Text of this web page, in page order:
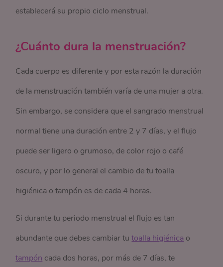
establecerá su propio ciclo menstrual.
¿Cuánto dura la menstruación?
Cada cuerpo es diferente y por esta razón la duración
de la menstruación también varía de una mujer a otra.
Sin embargo, se considera que el sangrado menstrual
normal tiene una duración entre 2 y 7 días, y el flujo
puede ser ligero o grumoso, de color rojo o café
oscuro, y por lo general el cambio de tu toalla
higiénica o tampón es de cada 4 horas.
Si durante tu periodo menstrual el flujo es tan
abundante que debes cambiar tutoalla higiénica o
tampón cada dos horas, por más de 7 días, te